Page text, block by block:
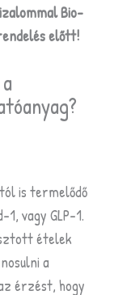
Bio-
előtt!
is termelődő
vagy GLP-1.
ételek
a
érzést, hogy